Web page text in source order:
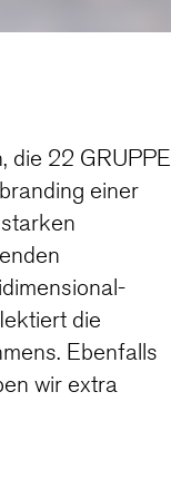
die 22 GRUPPE
einer
die
Ebenfalls
wir extra